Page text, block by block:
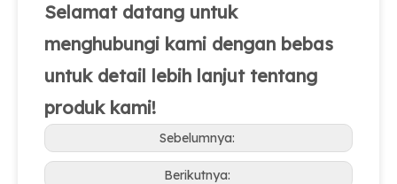
Selamat datang untuk
menghubungi kami dengan bebas
untuk detail lebih lanjut tentang
produk kami!
Sebelumnya:
Berikutnya: